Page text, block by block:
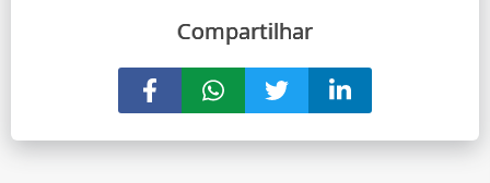
Compartilhar